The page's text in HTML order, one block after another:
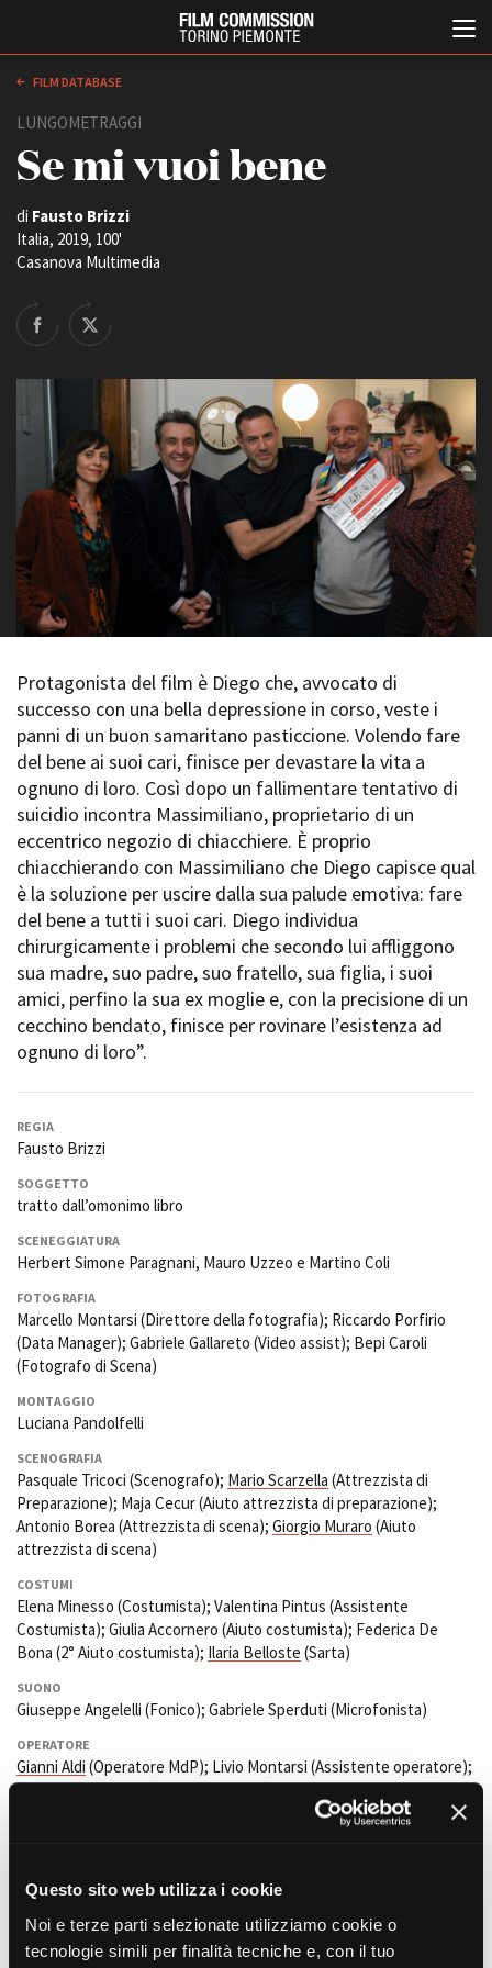
Questo sito web utilizza i cookie
Noi e terze parti selezionate utilizziamo cookie o
tecnologie simili per finalità tecniche e, con il tuo
Chi siamo
Storia della Fondazione
Contatti
La sede
Partner
Rete regionale
Bilancio sociale
Amministrazione
trasparente
Bandi e gare
Sostenibilità ambientale
SERVIZI
Servizi generali
Location scouting
Spazi nella sede FCTP
Sala Casting
Sala Paolo Tenna
FILM FUNDS
Piemonte Film Tv Fund
Piemonte Film Tv
Development Fund
Piemonte Doc Film Fund
Short Film Fund
PRODUCTION GUIDE
Professionisti
Attrici-Attori
Beginners
LOCATION GUIDE
FILM DATABASE
BOOK DATABASE
NEWS
CASTING
Anteprime in Piemonte
TFI Torino Film Industry -
Production Days
Avenue Cove - Erasmus +
Guarda che storia!
La Grazia - Immagini e
location della Torino di Paolo
Sorrentino
Open Day
Ciak in TOur!
AWARDS
International Film Festival
Rotterdam
Berlinale Internationalen
Filmfestspiele Berlin
Festival de Cannes
Biografilm Festival - Bio to B
Industry Days
Locarno Film Festival
Mostra Internazionale d’Arte
Cinematografica Venezia
Toronto International Film
Festival
Festa del Cinema di Roma
Torino Film Festival
David di Donatello
Premio Solinas
Lavora con noi
Lavoro
Elenco Operatori Economici
per affidamento lavori in
Amministrazione trasparente
Bandi e gare
Contatti
Privacy
Cookie policy
Whistleblowing
Credits
FILM DATABASE
LUNGOMETRAGGI
Se mi vuoi bene
di Fausto Brizzi
Italia, 2019, 100'
Casanova Multimedia
Protagonista del film è Diego che, avvocato di
successo con una bella depressione in corso, veste i
panni di un buon samaritano pasticcione. Volendo fare
del bene ai suoi cari, finisce per devastare la vita a
ognuno di loro. Così dopo un fallimentare tentativo di
suicidio incontra Massimiliano, proprietario di un
eccentrico negozio di chiacchiere. È proprio
chiacchierando con Massimiliano che Diego capisce qual
è la soluzione per uscire dalla sua palude emotiva: fare
del bene a tutti i suoi cari. Diego individua
chirurgicamente i problemi che secondo lui affliggono
sua madre, suo padre, suo fratello, sua figlia, i suoi
amici, perfino la sua ex moglie e, con la precisione di un
cecchino bendato, finisce per rovinare l’esistenza ad
ognuno di loro”.
REGIA
Fausto Brizzi
SOGGETTO
tratto dall’omonimo libro
SCENEGGIATURA
Herbert Simone Paragnani, Mauro Uzzeo e Martino Coli
FOTOGRAFIA
Marcello Montarsi (Direttore della fotografia); Riccardo Porfirio
(Data Manager); Gabriele Gallareto (Video assist); Bepi Caroli
(Fotografo di Scena)
MONTAGGIO
Luciana Pandolfelli
SCENOGRAFIA
Pasquale Tricoci (Scenografo); Mario Scarzella (Attrezzista di
Preparazione); Maja Cecur (Aiuto attrezzista di preparazione);
Antonio Borea (Attrezzista di scena); Giorgio Muraro (Aiuto
attrezzista di scena)
COSTUMI
Elena Minesso (Costumista); Valentina Pintus (Assistente
Costumista); Giulia Accornero (Aiuto costumista); Federica De
Bona (2° Aiuto costumista); Ilaria Belloste (Sarta)
SUONO
Giuseppe Angelelli (Fonico); Gabriele Sperduti (Microfonista)
OPERATORE
Gianni Aldi (Operatore MdP); Livio Montarsi (Assistente operatore);
Mario Bonaventura (Aiuto operatore)
Vanessa Ferrauto(Truccatrice aggiunta)
AIUTO REGIA
Sole Tonnini (Aiuto regista); Gianluca Mangiasciutti (2° aiuto regia)